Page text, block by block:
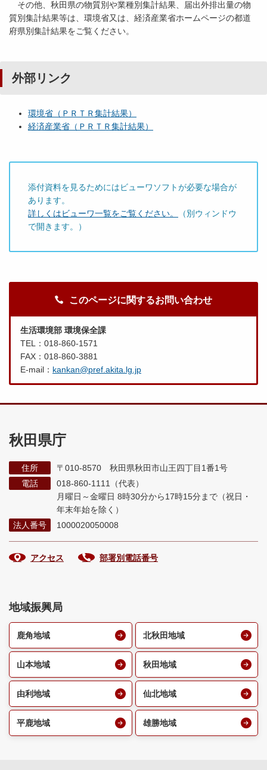
その他、秋田県の物質別や業種別集計結果、届出外排出量の物
質別集計結果等は、環境省又は、経済産業省ホームページの都道
府県別集計結果をご覧ください。
外部リンク
環境省（ＰＲＴＲ集計結果）
経済産業省（ＰＲＴＲ集計結果）
添付資料を見るためにはビューワソフトが必要な場合が
あります。
詳しくはビューワ一覧をご覧ください。
（別ウィンドウ
で開きます。）
このページに関するお問い合わせ
生活環境部 環境保全課
TEL：018-860-1571
FAX：018-860-3881
E-mail： kankan@pref.akita.lg.jp
秋田県庁
住所
〒010-8570 秋田県秋田市山王四丁目1番1号
電話
018-860-1111（代表）
月曜日～金曜日 8時30分から17時15分まで （祝日・
年末年始を除く）
法人番号
1000020050008
アクセス 部署別電話番号
地域振興局
鹿角地域 北秋田地域
山本地域 秋田地域
由利地域 仙北地域
平鹿地域 雄勝地域